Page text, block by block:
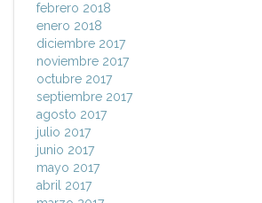
febrero 2018
enero 2018
diciembre 2017
noviembre 2017
octubre 2017
septiembre 2017
agosto 2017
julio 2017
junio 2017
mayo 2017
abril 2017